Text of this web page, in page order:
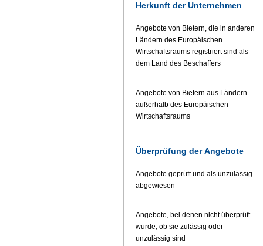
Herkunft der Unternehmen
Angebote von Bietern, die in anderen
Ländern des Europäischen
Wirtschaftsraums registriert sind als
dem Land des Beschaffers
Angebote von Bietern aus Ländern
außerhalb des Europäischen
Wirtschaftsraums
Überprüfung der Angebote
Angebote geprüft und als unzulässig
abgewiesen
Angebote, bei denen nicht überprüft
wurde, ob sie zulässig oder
unzulässig sind